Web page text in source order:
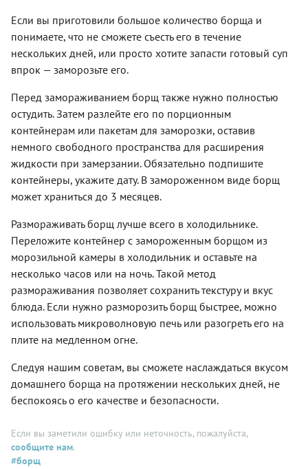
Если вы приготовили большое количество борща и
понимаете, что не сможете съесть его в течение
нескольких дней, или просто хотите запасти готовый суп
впрок — заморозьте его.
Перед замораживанием борщ также нужно полностью
остудить. Затем разлейте его по порционным
контейнерам или пакетам для заморозки, оставив
немного свободного пространства для расширения
жидкости при замерзании. Обязательно подпишите
контейнеры, укажите дату. В замороженном виде борщ
может храниться до 3 месяцев.
Размораживать борщ лучше всего в холодильнике.
Переложите контейнер с замороженным борщом из
морозильной камеры в холодильник и оставьте на
несколько часов или на ночь. Такой метод
размораживания позволяет сохранить текстуру и вкус
блюда. Если нужно разморозить борщ быстрее, можно
использовать микроволновую печь или разогреть его на
плите на медленном огне.
Следуя нашим советам, вы сможете наслаждаться вкусом
домашнего борща на протяжении нескольких дней, не
беспокоясь о его качестве и безопасности.
Если вы заметили ошибку или неточность, пожалуйста,
сообщите нам.
#борщ